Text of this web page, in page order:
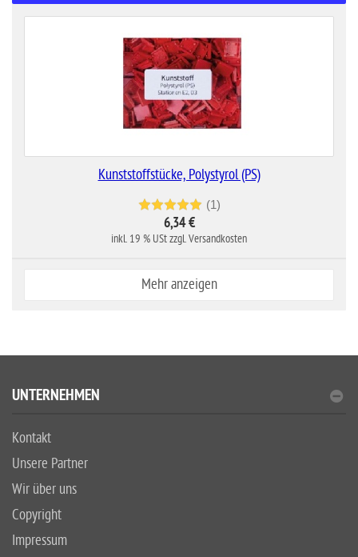
Kunststoffstücke, Polystyrol (PS)
(1)
6,34 €
inkl. 19 % USt zzgl. Versandkosten
Mehr anzeigen
UNTERNEHMEN
Kontakt
Unsere Partner
Wir über uns
Copyright
Impressum